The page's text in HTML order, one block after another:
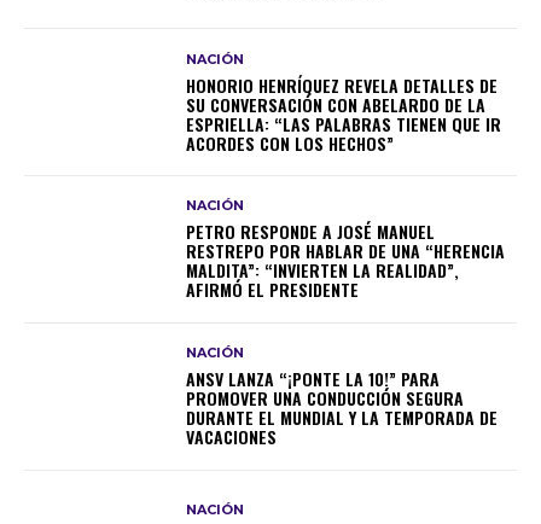
NACIÓN
HONORIO HENRÍQUEZ REVELA DETALLES DE
SU CONVERSACIÓN CON ABELARDO DE LA
ESPRIELLA: “LAS PALABRAS TIENEN QUE IR
ACORDES CON LOS HECHOS”
NACIÓN
PETRO RESPONDE A JOSÉ MANUEL
RESTREPO POR HABLAR DE UNA “HERENCIA
MALDITA”: “INVIERTEN LA REALIDAD”,
AFIRMÓ EL PRESIDENTE
NACIÓN
ANSV LANZA “¡PONTE LA 10!” PARA
PROMOVER UNA CONDUCCIÓN SEGURA
DURANTE EL MUNDIAL Y LA TEMPORADA DE
VACACIONES
NACIÓN